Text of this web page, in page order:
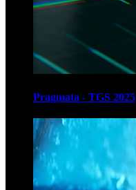
Pragmata - TGS 2025